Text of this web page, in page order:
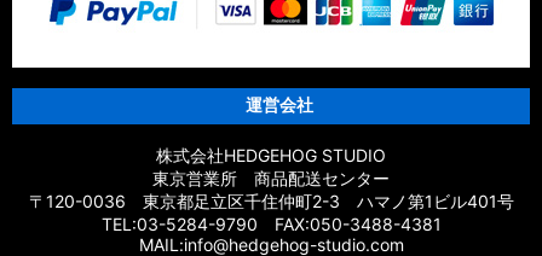
運営会社
株式会社HEDGEHOG STUDIO
東京営業所 商品配送センター
〒120-0036 東京都足立区千住仲町2-3 ハマノ第1ビル401号
TEL:03-5284-9790 FAX:050-3488-4381
MAIL:info@hedgehog-studio.com